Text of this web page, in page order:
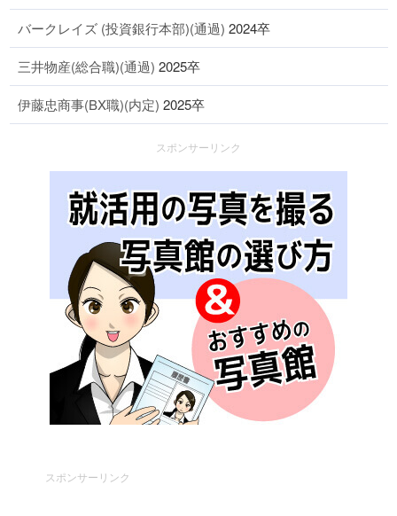
バークレイズ (投資銀行本部)(通過) 2024卒
三井物産(総合職)(通過) 2025卒
伊藤忠商事(BX職)(内定) 2025卒
スポンサーリンク
スポンサーリンク